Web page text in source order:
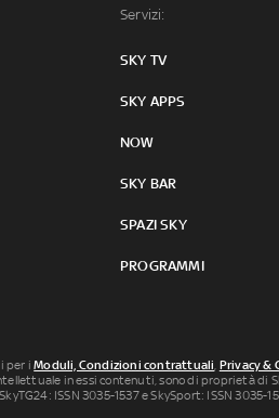
Servizi:
SKY TV
SKY APPS
NOW
SKY BAR
SPAZI SKY
PROGRAMMI
per iModuli, Condizioni contrattuali, Privacy &
in essi contenuti, sono di proprietà di
ISSN 3035-1537 e SkySport: ISSN 3035-